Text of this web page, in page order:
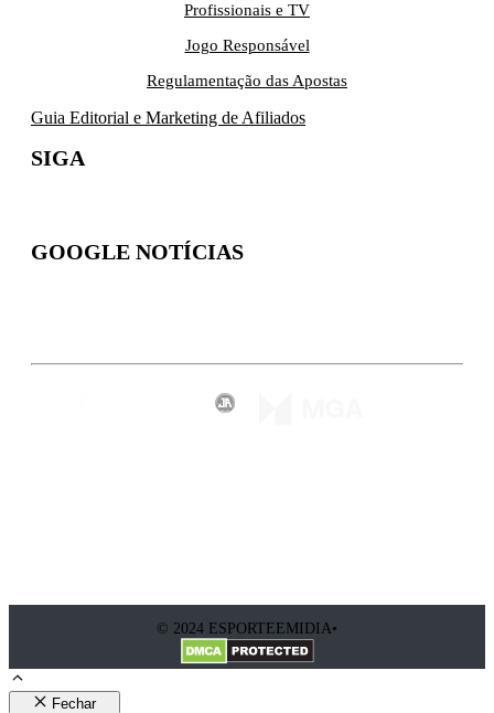
Profissionais e TV
Jogo Responsável
Regulamentação das Apostas
Guia Editorial e Marketing de Afiliados
SIGA
GOOGLE NOTÍCIAS
© 2024 ESPORTEEMIDIA•
Fechar